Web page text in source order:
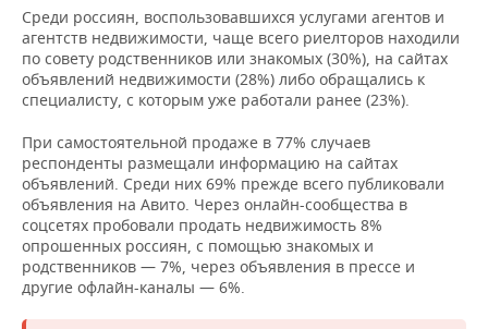
КОМУ ПРИНАДЛЕЖАТ
ТОРГОВЫЕ ЦЕНТРЫ
ТАТАРСТАНА
БЮДЖЕТ
ИНВЕСТИЦИИ
МАШИНОСТРОЕНИЕ
НЕФТЕХИМИЯ
ОПК
ЭНЕРГЕТИКА
НОВОСТИ АВТО
БИЗНЕС
НОВОСТИ БИЗНЕСА
РОЗНИЧНАЯ ТОРГОВЛЯ
ТРАНСПОРТ
УСЛУГИ
ТЕХНОЛОГИИ
НОВОСТИ ТЕХНОЛОГИЙ
IT
МЕДИА
ТЕЛЕКОММУНИКАЦИИ
МЕРОПРИЯТИЯ
НОВОСТИ МЕРОПРИЯТИЙ
ВЫЕЗДНАЯ РЕДАКЦИЯ
БИЗНЕС-БРАНЧИ
СПОРТ
НОВОСТИ СПОРТА
ФУТБОЛ
ОБЩЕСТВО
НОВОСТИ ОБЩЕСТВА
ФОТОГАЛЕРЕЯ
СЮЖЕТЫ
Среди россиян, воспользовавшихся услугами агентов и
агентств недвижимости, чаще всего риелторов находили
по совету родственников или знакомых (30%), на сайтах
объявлений недвижимости (28%) либо обращались к
специалисту, с которым уже работали ранее (23%).
При самостоятельной продаже в 77% случаев
респонденты размещали информацию на сайтах
объявлений. Среди них 69% прежде всего публиковали
объявления на Авито. Через онлайн-сообщества в
соцсетях пробовали продать недвижимость 8%
опрошенных россиян, с помощью знакомых и
родственников — 7%, через объявления в прессе и
другие офлайн-каналы — 6%.